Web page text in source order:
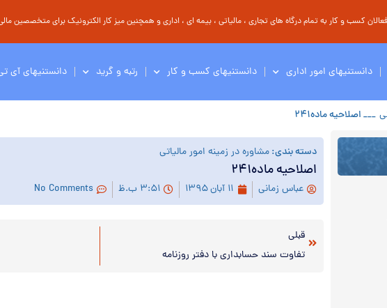
کسب و کار به تمام درگاه های تجاری ، مالیاتی ، بیمه ای ، اداری و همچنین میز کار الکترونیک برای متخصصین
دانستنیهای امور اداری دانستنیهای کسب و کار رتبه و گرید دانستنیهای آی
___ اصلاحیه ماده۲۴۱
دسته بندی:مشاوره در زمینه امور مالیاتی
اصلاحیه ماده۲۴۱
عباس زمانی ۱۱ آبان ۱۳۹۵ ۳:۵۱ ب.ظ No Comments
قبلی
تفاوت سند حسابداری با دفتر روزنامه